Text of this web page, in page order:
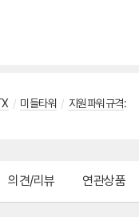
/ 미들타워 / 지원파워규격:
의견/리뷰 연관상품